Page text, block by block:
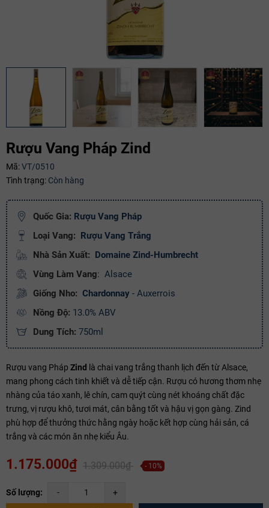
Rượu Vang Pháp Zind
Mã:VT/0510
Tình trạng: Còn hàng
Quốc Gia: Rượu Vang Pháp
Loại Vang: Rượu Vang Trắng
Nhà Sản Xuất: Domaine Zind-Humbrecht
Vùng Làm Vang: Alsace
Giống Nho: Chardonnay - Auxerrois
Nồng Độ: 13.0% ABV
Dung Tích: 750ml
Rượu vang Pháp Zind
là chai vang trắng thanh lịch đến từ Alsace,
mang phong cách tinh khiết và dễ tiếp cận. Rượu có hương thơm nhẹ
nhàng của táo xanh, lê chín, cam quýt cùng nét khoáng chất đặc
trưng, vị rượu khô, tươi mát, cân bằng tốt và hậu vị gọn gàng. Zind
phù hợp để thưởng thức hằng ngày hoặc kết hợp cùng hải sản, cá
trắng và các món ăn nhẹ kiểu Âu.
1.175.000₫ 1.309.000₫ - 10%
Số lượng: - +
Mã giảm giá:
Ngày hết hạn:
Điều kiện:
Copy mã và nhập mã ở trangTHANH TOÁN